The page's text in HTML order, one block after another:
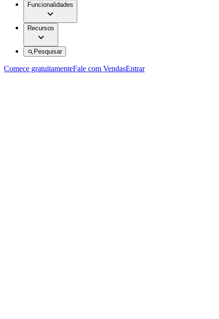
Funcionalidades
Recursos
Pesquisar
Comece gratuitamenteFale com VendasEntrar